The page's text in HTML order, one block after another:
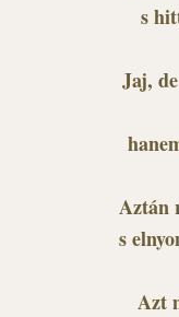
s
Jaj,
Aztán
s
Azt